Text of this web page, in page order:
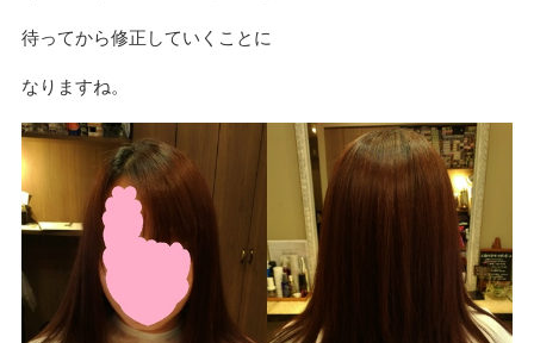
待ってから修正していくことに
なりますね。